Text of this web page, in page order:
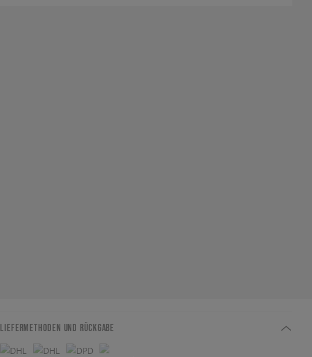
LIEFERMETHODEN UND RÜCKGABE